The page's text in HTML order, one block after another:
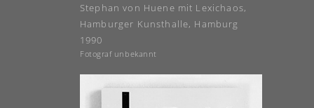
Stephan von Huene mit Lexichaos,
Hamburger Kunsthalle, Hamburg
1990
Fotograf unbekannt